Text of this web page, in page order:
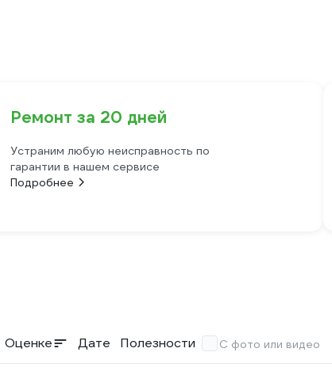
Ремонт за 20 дней
Устраним любую неисправность по
гарантии в нашем сервисе
Подробнее
Оценке Дате Полезности С фото или видео